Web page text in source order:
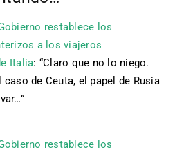
restablece los
a los viajeros
Italia: “Claro que no lo niego.
caso de Ceuta, el papel de Rusia
”
restablece los